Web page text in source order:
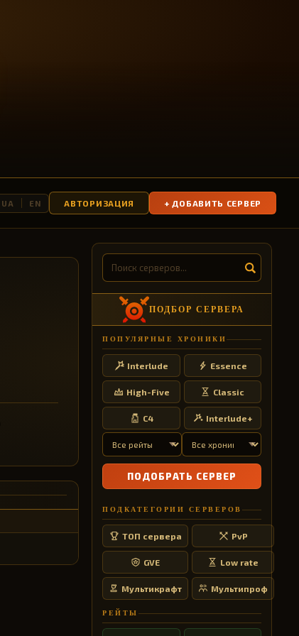
UA EN АВТОРИЗАЦИЯ + ДОБАВИТЬ СЕРВЕР
ПОДБОР СЕРВЕРА
ПОПУЛЯРНЫЕ ХРОНИКИ
Interlude Essence
High-Five Classic
C4 Interlude+
ПОДОБРАТЬ СЕРВЕР
ПОДКАТЕГОРИИ СЕРВЕРОВ
ТОП сервера PvP
GVE Low rate
Мультикрафт Мультипроф
РЕЙТЫ